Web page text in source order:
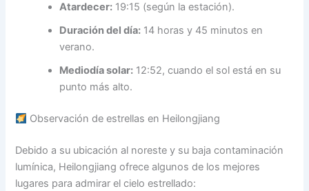
Atardecer: 19:15 (según la estación).
Duración del día: 14 horas y 45 minutos en
verano.
Mediodía solar: 12:52, cuando el sol está en su
punto más alto.
Observación de estrellas en Heilongjiang
Debido a su ubicación al noreste y su baja contaminación
lumínica, Heilongjiang ofrece algunos de los mejores
lugares para admirar el cielo estrellado: